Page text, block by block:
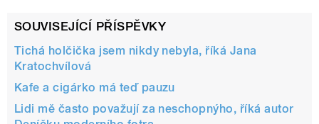
SOUVISEJÍCÍ PŘÍSPĚVKY
Tichá holčička jsem nikdy nebyla, říká Jana
Kratochvílová
Kafe a cigárko má teď pauzu
Lidi mě často považují za neschopnýho, říká autor